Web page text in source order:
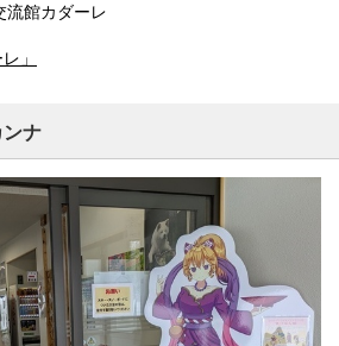
流館カダーレ
」
ンナ